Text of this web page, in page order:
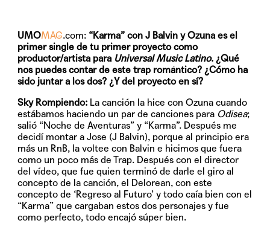
UMOMAG.com: “Karma” con J Balvin y Ozuna es el
primer single de tu primer proyecto como
productor/artista para Universal Music Latino. ¿Qué
nos puedes contar de este trap romántico? ¿Cómo ha
sido juntar a los dos? ¿Y del proyecto en sí?
Sky Rompiendo: La canción la hice con Ozuna cuando
estábamos haciendo un par de canciones para Odisea;
salió “Noche de Aventuras” y “Karma”. Después me
decidí montar a Jose (J Balvin), porque al principio era
más un RnB, la voltee con Balvin e hicimos que fuera
como un poco más de Trap. Después con el director
del vídeo, que fue quien terminó de darle el giro al
concepto de la canción, el Delorean, con este
concepto de ‘Regreso al Futuro’ y todo caía bien con el
“Karma” que cargaban estos dos personajes y fue
como perfecto, todo encajó súper bien.